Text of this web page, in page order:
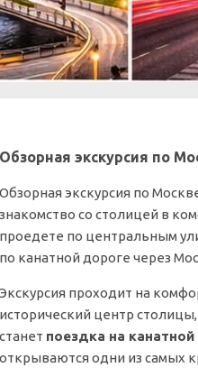
Обзорная экскурсия по
Обзорная экскурсия по
знакомство со столицей в
проедете по центральным
по канатной дороге через
Экскурсия проходит на
исторический центр
станет поездка на
открываются одни из самых